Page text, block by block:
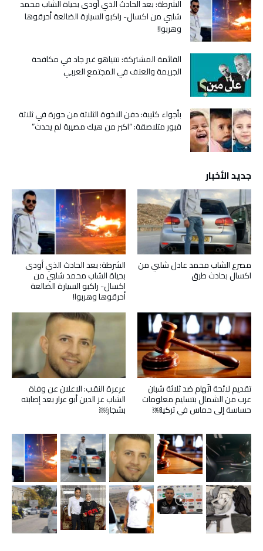
الشرطة: بعد الحادث الذي أودى بحياة الشاب محمد
شلبي من اكسال- راكبو السيارة الضالعة أحرقوها
وهربوا!
القائمة المشتركة: نتنياهو غير جاد في مكافحة
الجريمة والعنف في المجتمع العربي
بأجواء كئيبة: دفن الاخوة الثلاثة من حورة في ثلاثة
قبور متلاصقة: “اكبر من هيك مصيبة لم يحدث”
جديد الأخبار
الشرطة: بعد الحادث الذي أودى
بحياة الشاب محمد شلبي من
اكسال- راكبو السيارة الضالعة
أحرقوها وهربوا!
مصرع الشاب محمد عادل شلبي من
اكسال بحادث طرق
عرعرة النقب: الاعلان عن وفاة
الشاب عز الدين أبو عرار بعد إصابته
بشجار￼
تقديم لائحة اتّهام ضد ثلاثة شبان
عرب من الشمال بتسليم معلومات
حساسة إلى حماس في تركيا￼